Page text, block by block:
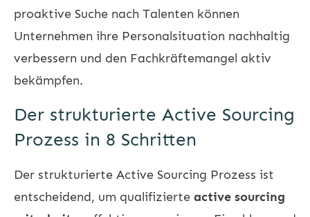
proaktive Suche nach Talenten können
Unternehmen ihre Personalsituation nachhaltig
verbessern und den Fachkräftemangel aktiv
bekämpfen.
Der strukturierte Active Sourcing
Prozess in 8 Schritten
Der strukturierte Active Sourcing Prozess ist
entscheidend, um qualifizierte active sourcing